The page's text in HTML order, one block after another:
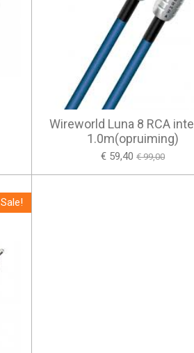
Wireworld Luna 8 RCA
1.0m(opruiming)
€ 59,40 € 99,00
Sale!